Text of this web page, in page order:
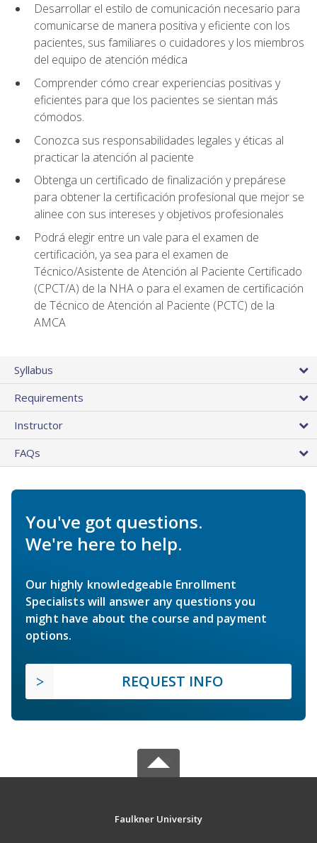
Desarrollar el estilo de comunicación necesario para
comunicarse de manera positiva y eficiente con los
pacientes, sus familiares o cuidadores y los miembros
del equipo de atención médica
Comprender cómo crear experiencias positivas y
eficientes para que los pacientes se sientan más
cómodos.
Conozca sus responsabilidades legales y éticas al
practicar la atención al paciente
Obtenga un certificado de finalización y prepárese
para obtener la certificación profesional que mejor se
alinee con sus intereses y objetivos profesionales
Podrá elegir entre un vale para el examen de
certificación, ya sea para el examen de
Técnico/Asistente de Atención al Paciente Certificado
(CPCT/A) de la NHA o para el examen de certificación
de Técnico de Atención al Paciente (PCTC) de la
AMCA
Syllabus
Requirements
Instructor
FAQs
You've got questions.
We're here to help.
Our highly knowledgeable Enrollment
Specialists will answer any questions you
might have about the course and payment
options.
REQUEST INFO
Faulkner University